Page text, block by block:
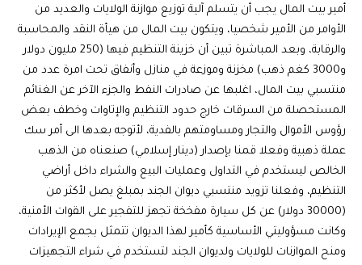
أمير بيت المال يجب أن يتسلم آلية توزيع موازنة الولايات والعديد من
الأوامر من الأمير شخصيا، ويتكون بيت المال من هيأة النقد والمحاسبة
والرقابة، وبعد المباشرة تبين أن خزينة التنظيم فيها (250 مليون دولار
و3000 كغم ذهب) مخزنة وموزعة في منازل وأنفاق تحت امرة عدد من
منتسبي بيت المال، اغلبها عن صادرات النفط والجزء الآخر عن الغنائم
المستحصلة من السرقات خارج حدود التنظيم والإتاوات وخطف بعض
رؤوس الأموال والتجار ومساومتهم بالفدية، لأتوجه بعدها الى أمر سك
عملة ذهبية وفعلا قمنا بإصدار (دينار إسلامي) صنعناه من الذهب
الخالص ليستخدم في التداول وعمليات البيع والشراء داخل أراضي
التنظيم، وفعلنا تزويد منتسبي ديوان الجند بمبلغ يصل لأكثر من
(30000 دولار) عن كل سيارة مفخخة تجهز للتفجير على القوات الأمنية،
وكانت مسؤوليتي الأساسية كأمير لهذا الديوان تتمثل بجمع الإيرادات
ومنح الموازنات للولايات ولديوان الجند لتستخدم في شراء التجهيزات